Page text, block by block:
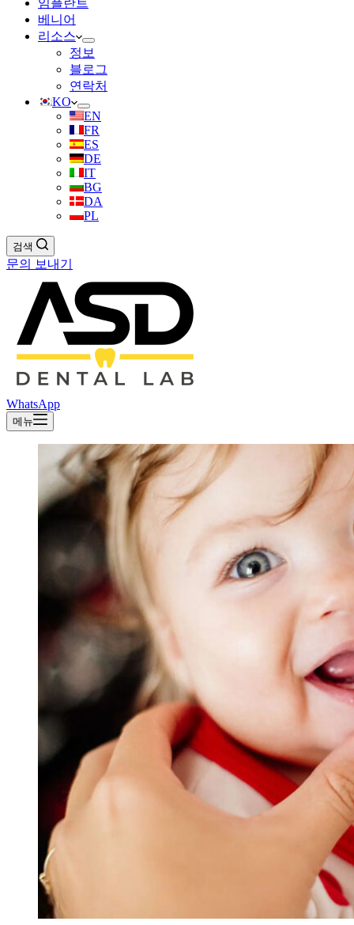
임플란트
베니어
리소스
정보
블로그
연락처
KO
EN
FR
ES
DE
IT
BG
DA
PL
검색
문의 보내기
WhatsApp
메뉴